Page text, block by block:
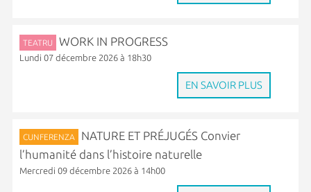
TEATRU WORK IN PROGRESS
Lundi 07 décembre 2026 à 18h30
EN SAVOIR PLUS
CUNFERENZA
NATURE ET PRÉJUGÉS Convier
l’humanité dans l’histoire naturelle
Mercredi 09 décembre 2026 à 14h00